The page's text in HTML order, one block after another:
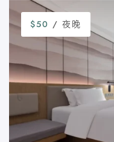
$50 / 夜晚